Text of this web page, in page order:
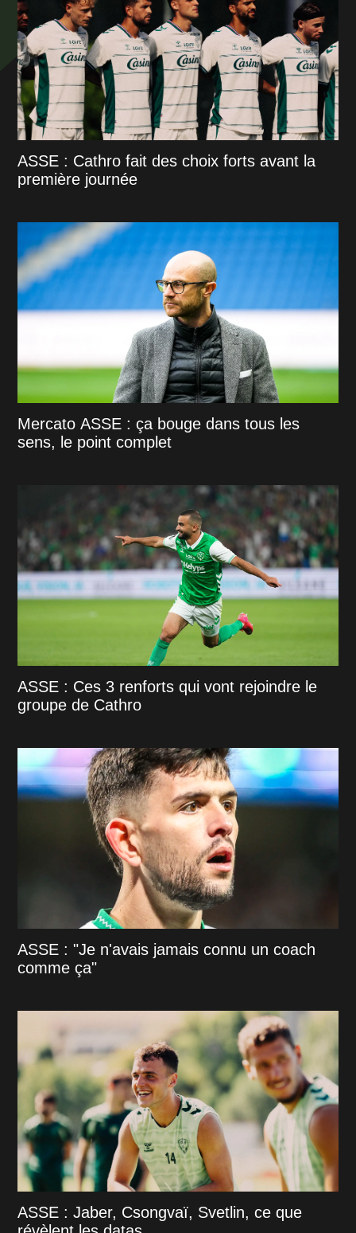
ASSE : Cathro fait des choix forts avant la
première journée
Mercato ASSE : ça bouge dans tous les
sens, le point complet
ASSE : Ces 3 renforts qui vont rejoindre le
groupe de Cathro
ASSE : "Je n'avais jamais connu un coach
comme ça"
ASSE : Jaber, Csongvaï, Svetlin, ce que